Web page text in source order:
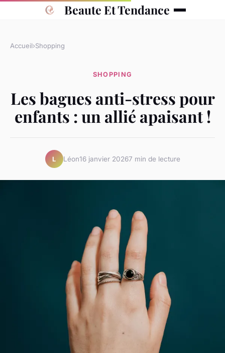
Beaute Et Tendance
Accueil›Shopping
SHOPPING
Les bagues anti-stress pour
enfants : un allié apaisant !
L Léon16 janvier 20267 min de lecture